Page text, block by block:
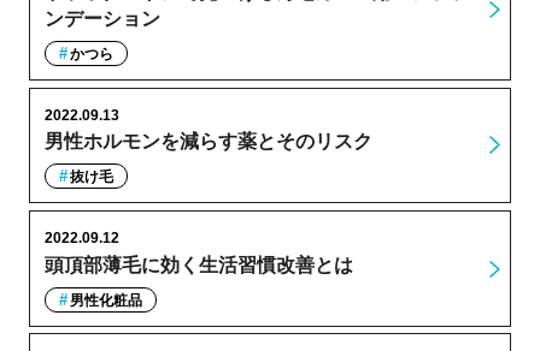
ンデーション
かつら
男性ホルモンを減らす薬とそのリスク
2022.09.13
抜け毛
頭頂部薄毛に効く生活習慣改善とは
2022.09.12
男性化粧品